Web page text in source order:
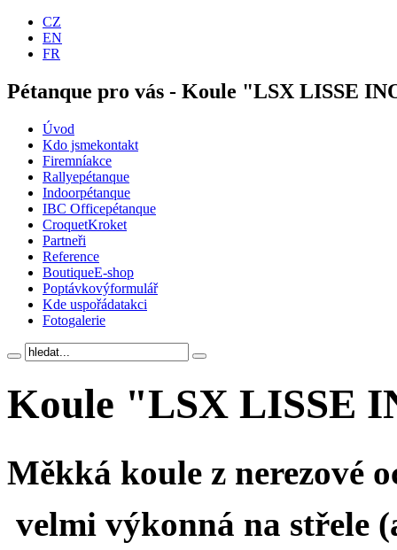
CZ
EN
FR
Pétanque pro vás - Koule "LSX LISSE
Úvod
Kdo jsmekontakt
Firemníakce
Rallyepétanque
Indoorpétanque
IBC Officepétanque
CroquetKroket
Partneři
Reference
BoutiqueE-shop
Poptávkovýformulář
Kde uspořádatakci
Fotogalerie
Koule "LSX LISSE
Měkká koule z nerezové
velmi výkonná na střele